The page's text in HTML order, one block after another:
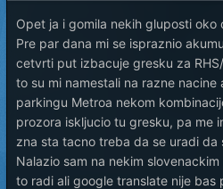
Opet ja i gomila nekih gluposti oko
Pre par dana mi se ispraznio
cetvrti put izbacuje gresku za
to su mi namestali na razne
parkingu Metroa nekom
prozora iskljucio tu gresku, pa me
zna sta tacno treba da se uradi da
Nalazio sam na nekim
to radi ali google translate nije bas